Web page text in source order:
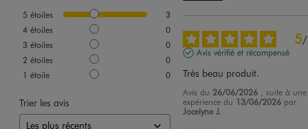
5 étoiles
3
4 étoiles
0
3 étoiles
0
2 étoiles
0
1 étoile 0
Trier les avis
5/
Avis vérifié et récompensé
Très beau produit.
Avis du 26/06/2026
, suite à une
expérience du 13/06/2026 par
Jocelyne J.